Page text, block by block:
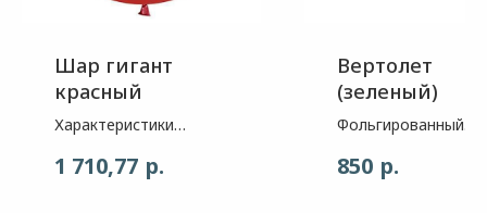
Шар гигант
красный
Характеристики
Шар- пастель 2. Цвет-
1 710,77 р.
Вертолет
(зеленый)
Фольгированный
прекрасно
850 р.